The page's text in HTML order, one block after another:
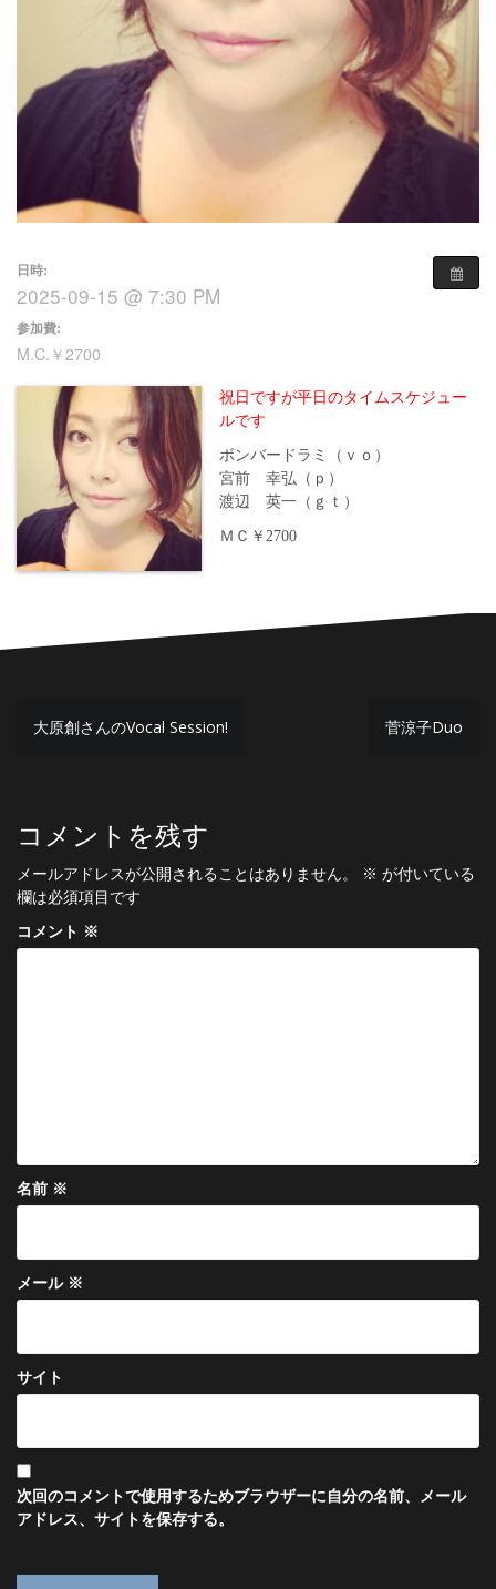
日時:
2025-09-15 @ 7:30 PM
参加費:
M.C.￥2700
祝日ですが平日のタイムスケジュー
ルです
ボンバードラミ（ｖｏ）
宮前 幸弘（ｐ）
渡辺 英一（ｇｔ）
ＭＣ￥2700
投
ビ
ゲ
ー
シ
大原創さんのVocal Session! 菅涼子Duo
コメントを残す
メールアドレスが公開されることはありません。 ※ が付いている
欄は必須項目です
コメント ※
名前 ※
メール ※
サイト
次回のコメントで使用するためブラウザーに自分の名前、メール
アドレス、サイトを保存する。